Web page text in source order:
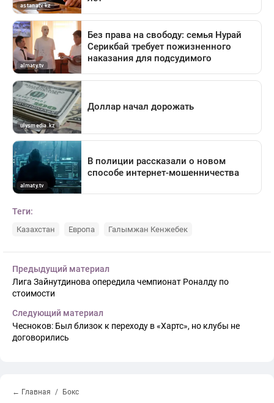
Теги:
Казахстан Европа Галымжан Кенжебек
Предыдущий материал
Лига Зайнутдинова опередила чемпионат Роналду по
стоимости
Следующий материал
Чесноков: Был близок к переходу в «Хартс», но клубы не
договорились
← Главная Бокс